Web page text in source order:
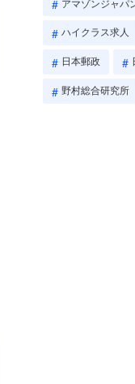
ハイクラス求人
日本郵政
野村総合研究所